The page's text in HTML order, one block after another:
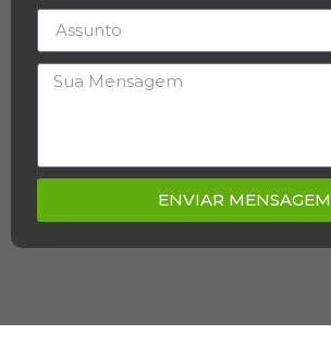
ENVIAR MENSAGEM